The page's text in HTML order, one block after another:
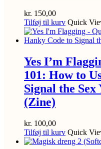
kr. 150,00
Tilføj til kurv Quick
Yes I’m
101: How to
Signal the Sex
(Zine)
kr. 100,00
Tilføj til kurv Quick